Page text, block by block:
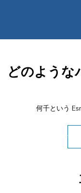
どのよう
何千という
す